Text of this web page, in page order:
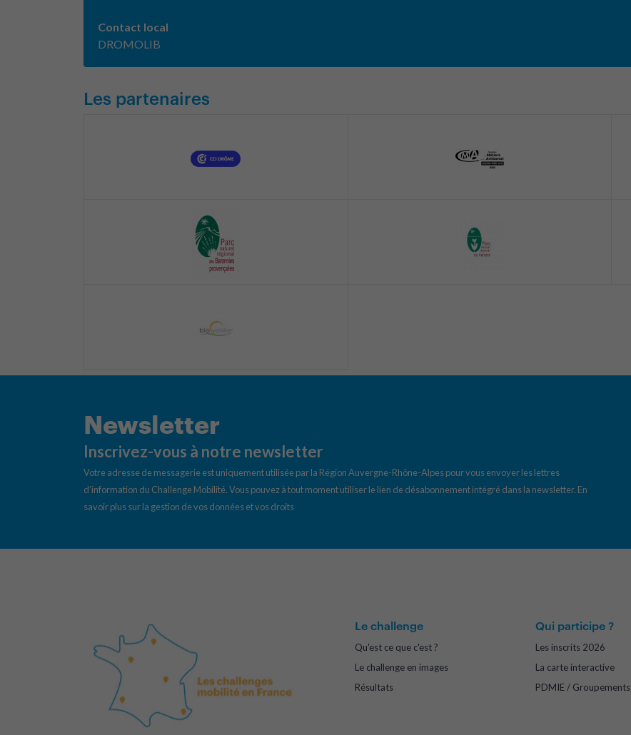
Contact local
DROMOLIB
Les partenaires
Newsletter
Inscrivez-vous à notre newsletter
Votre adresse de messagerie est uniquement utilisée par la Région Auvergne-Rhône-Alpes pour vous envoyer les lettres
d’information du Challenge Mobilité. Vous pouvez à tout moment utiliser le lien de désabonnement intégré dans la newsletter. En
savoir plus sur la gestion de vos données et vos droits
Le challenge
Qu'est ce que c'est ?
Le challenge en images
Résultats
Qui participe ?
Les inscrits 2026
La carte interactive
PDMIE / Groupements